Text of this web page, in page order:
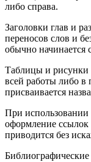
либо справа.
Заголовки глав и
переносов слов и
обычно начинается
Таблицы и рисунки
всей работы либо в
присваивается
При использовании
оформление
приводится без